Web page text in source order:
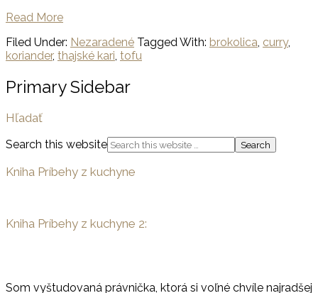
Read More
Filed Under: Nezaradené Tagged With: brokolica curry,
koriander, thajské kari tofu
Primary Sidebar
Hľadať
Search this website
Kniha Príbehy z kuchyne
Kniha Príbehy z kuchyne 2:
Som vyštudovaná právnička, ktorá si voľné chvíle najradšej